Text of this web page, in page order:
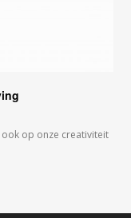
op onze creativiteit